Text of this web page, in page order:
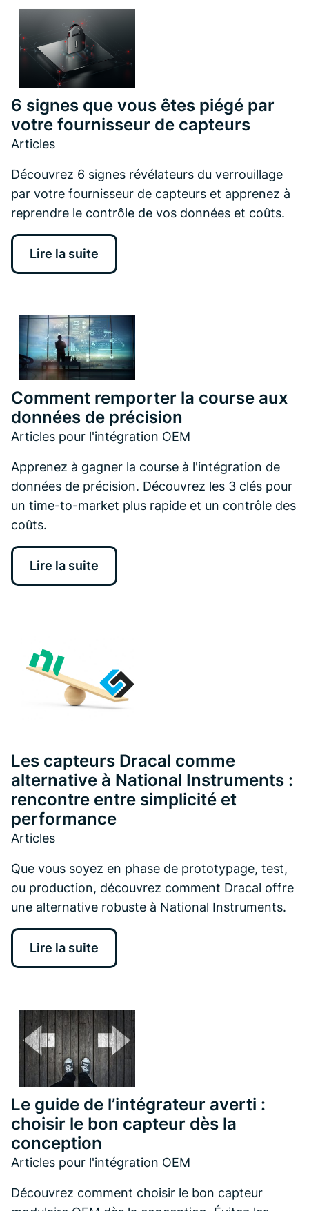
6 signes que vous êtes piégé par
votre fournisseur de capteurs
Articles
Découvrez 6 signes révélateurs du verrouillage
par votre fournisseur de capteurs et apprenez à
reprendre le contrôle de vos données et coûts.
Lire la suite
Comment remporter la course aux
données de précision
Articles pour l'intégration OEM
Apprenez à gagner la course à l'intégration de
données de précision. Découvrez les 3 clés pour
un time-to-market plus rapide et un contrôle des
coûts.
Lire la suite
Les capteurs Dracal comme
alternative à National Instruments :
rencontre entre simplicité et
performance
Articles
Que vous soyez en phase de prototypage, test,
ou production, découvrez comment Dracal offre
une alternative robuste à National Instruments.
Lire la suite
Le guide de l’intégrateur averti :
choisir le bon capteur dès la
conception
Articles pour l'intégration OEM
Découvrez comment choisir le bon capteur